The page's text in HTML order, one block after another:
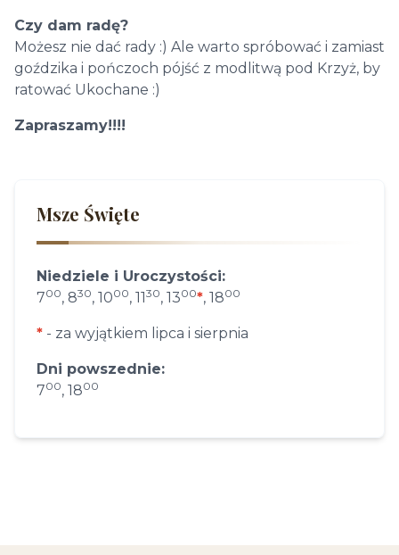
Czy dam radę?
Możesz nie dać rady :) Ale warto spróbować i zamiast
goździka i pończoch pójść z modlitwą pod Krzyż, by
ratować Ukochane :)
Zapraszamy!!!!
Msze Święte
Niedziele i Uroczystości:
700, 830, 1000, 1130, 1300*, 1800
* - za wyjątkiem lipca i sierpnia
Dni powszednie:
700, 1800